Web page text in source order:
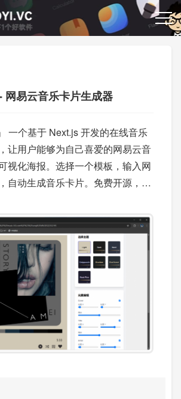
易云音乐卡片生成器
一个基于 Next.js 开发的在线音乐
让用户能够为自己喜爱的网易云音
视化海报。选择一个模板，输入网
自动生成音乐卡片。免费开源，支